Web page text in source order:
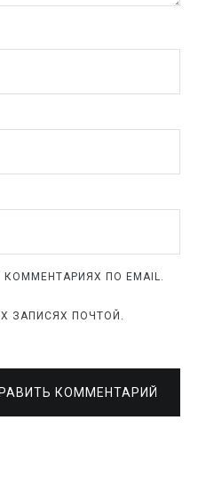
ПО EMAIL.
ЗАПИСЯХ ПОЧТОЙ.
КОММЕНТАРИЙ